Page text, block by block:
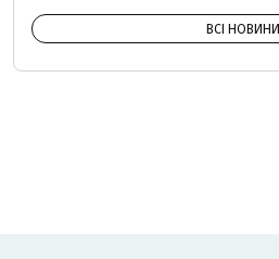
ВСІ НОВИНИ